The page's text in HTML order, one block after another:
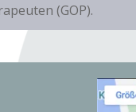
(GOP).